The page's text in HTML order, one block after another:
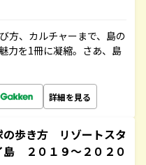
方、カルチャーまで、島の
力を1冊に凝縮。さあ、島
詳細を見る
歩き方 リゾートスタ
２０１９～２０２０